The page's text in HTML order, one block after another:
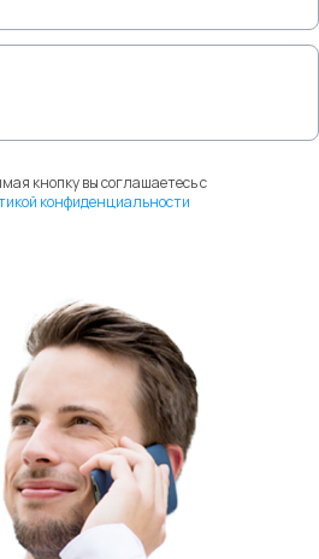
кнопку вы соглашаетесь с
конфиденциальности